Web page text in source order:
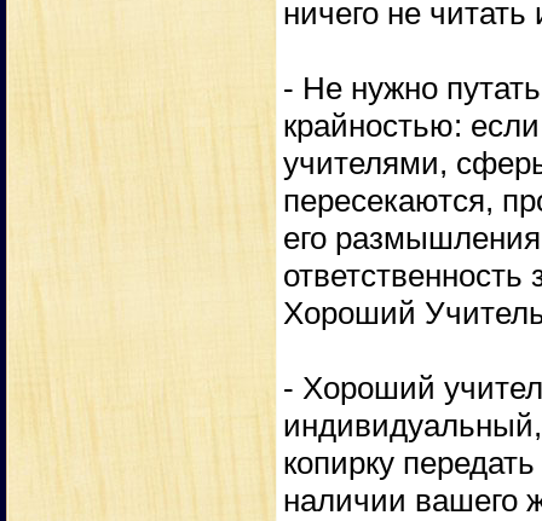
ничего не
- Не нужно
крайностью:
учителями,
пересекаются,
его
ответственность
Хороший Учитель
- Хороший
копирку
наличии вашего